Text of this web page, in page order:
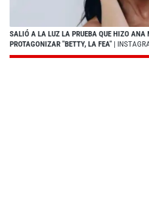
SALIÓ A LA LUZ LA PRUEBA QUE HIZO ANA
PROTAGONIZAR "BETTY, LA FEA" |